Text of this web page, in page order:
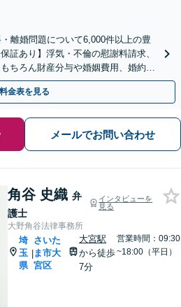
離婚問題について6,000件以上の豊
証あり】浮気・不倫の慰謝料請求、
ちろん財産分与や婚姻費用、婚約破
決実績が豊富です。
料金表を見る
メールでお問い合わせ
角谷 史織 弁
護士
インタビューを
見る
大野角谷法律事務所
埼
玉
県
|
さいた
ま市大
宮区
大宮駅
から徒歩
7分
営業時間：09:30
~18:00（平日）